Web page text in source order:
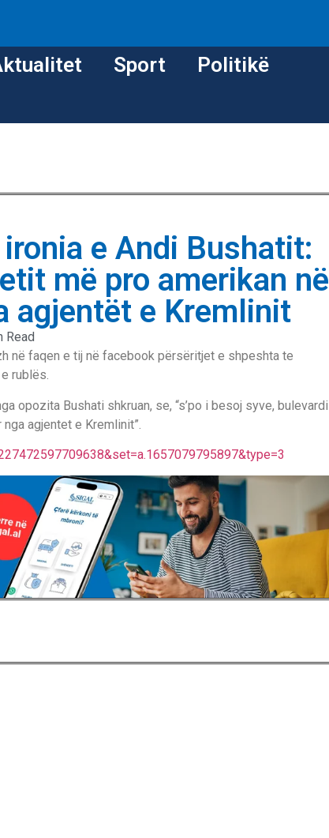
Sport Politikë
e Andi Bushatit:
më pro amerikan në
agjentët e Kremlinit
Read
në faqen e tij në facebook përsëritjet e shpeshta te
rublës.
opozita Bushati shkruan, se, “s’po i besoj syve, bulevardi
agjentet e Kremlinit”.